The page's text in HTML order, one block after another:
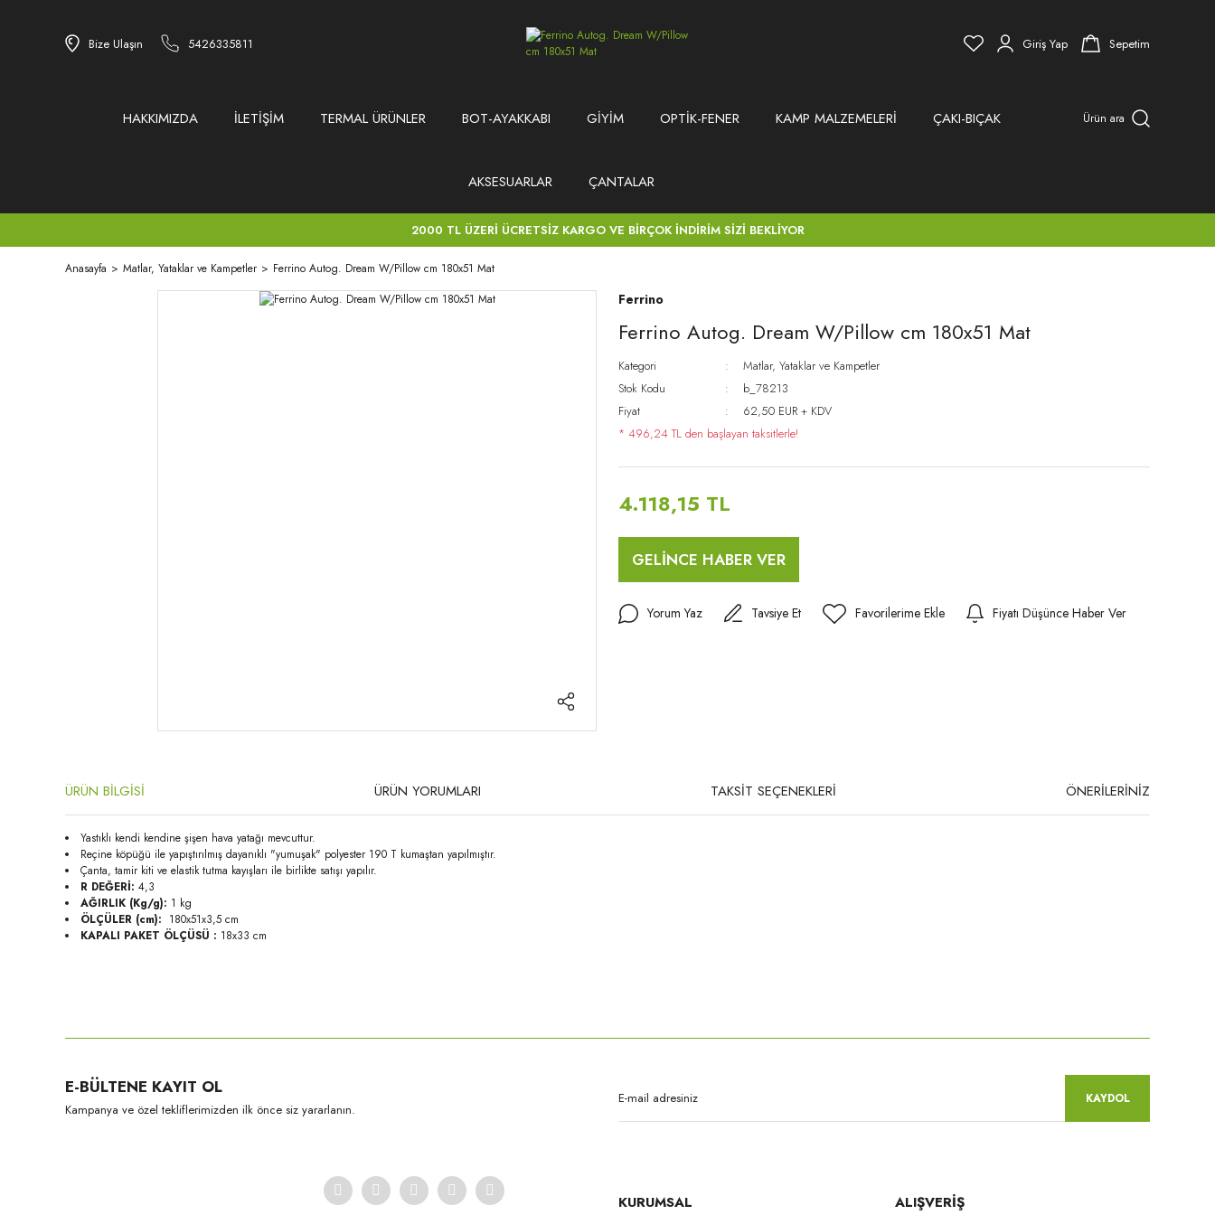
Bize Ulaşın 5426335811 Giriş Yap Sepetim
HAKKIMIZDA İLETİŞİM TERMAL ÜRÜNLER BOT-AYAKKABI GİYİM OPTİK-FENER KAMP MALZEMELERİ ÇAKI-BIÇAK
AKSESUARLAR ÇANTALAR
Ürün ara
2000 TL ÜZERİ ÜCRETSİZ KARGO VE BİRÇOK İNDİRİM SİZİ BEKLİYOR
Anasayfa Matlar, Yataklar ve Kampetler Ferrino Autog. Dream W/Pillow cm 180x51 Mat
Ferrino
Ferrino Autog. Dream W/Pillow cm 180x51 Mat
Kategori
Matlar, Yataklar ve Kampetler
Stok Kodu
b_78213
Fiyat
62,50 EUR + KDV
* 496,24 TL den başlayan taksitlerle!
4.118,15 TL
GELİNCE HABER VER
Yorum Yaz Tavsiye Et Fiyatı Düşünce Haber Ver
ÜRÜN BİLGİSİ ÜRÜN YORUMLARI TAKSİT SEÇENEKLERİ ÖNERİLERİNİZ
Yastıklı kendi kendine şişen hava yatağı mevcuttur.
Reçine köpüğü ile yapıştırılmış dayanıklı "yumuşak" polyester 190 T kumaştan yapılmıştır.
Çanta, tamir kiti ve elastik tutma kayışları ile birlikte satışı yapılır.
R DEĞERİ: 4,3
AĞIRLIK (Kg/g): 1 kg
ÖLÇÜLER (cm): 180x51x3,5 cm
KAPALI PAKET ÖLÇÜSÜ : 18x33 cm
Ürün açıklamasında eksik bilgiler bulunuyor.
Ürün bilgilerinde hatalar bulunuyor.
E-BÜLTENE KAYIT OL
Kampanya ve özel tekliflerimizden ilk önce siz yararlanın.
KAYDOL
KURUMSAL ALIŞVERİŞ